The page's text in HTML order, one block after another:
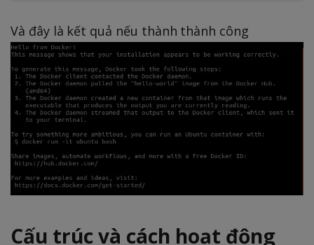
Và đây là kết quả nếu thành thành công
Cấu trúc và cách hoạt động